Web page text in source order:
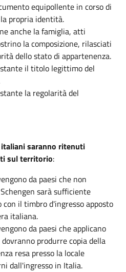
equipollente in corso di
propria identità.
anche la famiglia, atti
la composizione, rilasciati
dello stato di appartenenza.
il titolo legittimo del
la regolarità del
saranno ritenuti
sul territorio:
da paesi che non
sarà sufficiente
il timbro d'ingresso apposto
italiana.
da paesi che applicano
produrre copia della
resa presso la locale
dall'ingresso in Italia.